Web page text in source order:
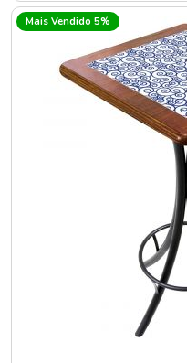
Mais Vendido 5%